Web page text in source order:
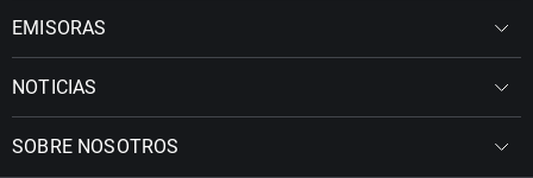
EMISORAS
NOTICIAS
SOBRE NOSOTROS